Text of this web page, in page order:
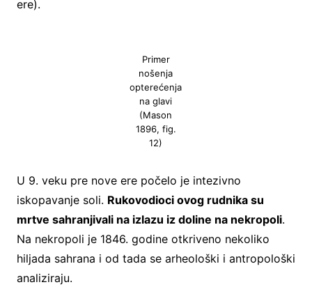
ere).
Primer
nošenja
opterećenja
na glavi
(Mason
1896, fig.
12)
U 9. veku pre nove ere počelo je intezivno
iskopavanje soli. Rukovodioci ovog rudnika su
mrtve sahranjivali na izlazu iz doline na nekropoli.
Na nekropoli je 1846. godine otkriveno nekoliko
hiljada sahrana i od tada se arheološki i antropološki
analiziraju.